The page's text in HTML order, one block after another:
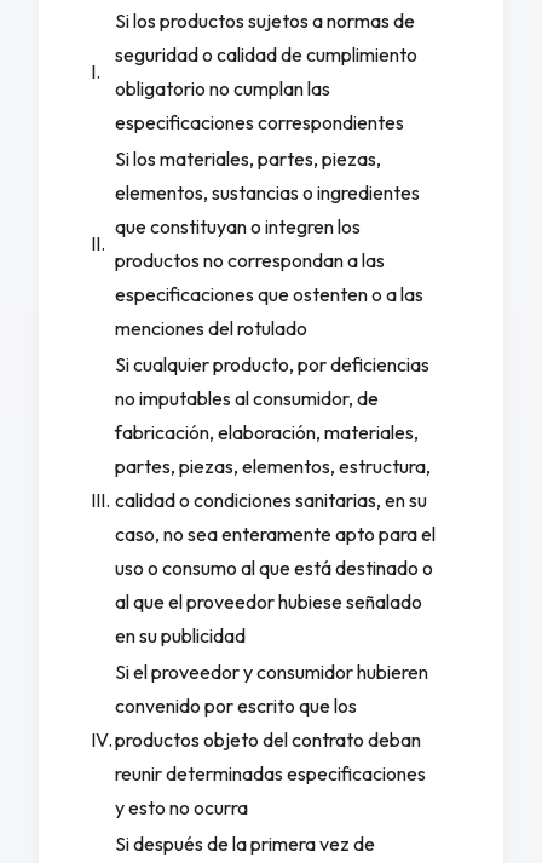
I.
Si los productos sujetos a normas de
seguridad o calidad de cumplimiento
obligatorio no cumplan las
especificaciones correspondientes
II.
Si los materiales, partes, piezas,
elementos, sustancias o ingredientes
que constituyan o integren los
productos no correspondan a las
especificaciones que ostenten o a las
menciones del rotulado
III.
Si cualquier producto, por deficiencias
no imputables al consumidor, de
fabricación, elaboración, materiales,
partes, piezas, elementos, estructura,
calidad o condiciones sanitarias, en su
caso, no sea enteramente apto para el
uso o consumo al que está destinado o
al que el proveedor hubiese señalado
en su publicidad
IV.
Si el proveedor y consumidor hubieren
convenido por escrito que los
productos objeto del contrato deban
reunir determinadas especificaciones
y esto no ocurra
Si después de la primera vez de